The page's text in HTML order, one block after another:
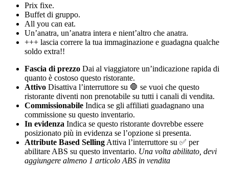
Prix fixe.
Buffet di gruppo.
All you can eat.
Un’anatra, un’anatra intera e nient’altro che anatra.
+++ lascia correre la tua immaginazione e guadagna qualche
soldo extra!!
Fascia di prezzo Dai al viaggiatore un’indicazione rapida di
quanto è costoso questo ristorante.
Attivo Disattiva l’interruttore su 🛑 se vuoi che questo
ristorante diventi non prenotabile su tutti i canali di vendita.
Commissionabile Indica se gli affiliati guadagnano una
commissione su questo inventario.
In evidenza Indica se questo ristorante dovrebbe essere
posizionato più in evidenza se l’opzione si presenta.
Attribute Based Selling Attiva l’interruttore su ✅ per
abilitare ABS su questo inventario. Una volta abilitato, devi
aggiungere almeno 1 articolo ABS in vendita